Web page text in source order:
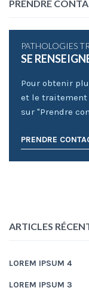
PRENDRE
PATHOLOGIES
SE
Pour obtenir
et le traitement
sur "Prendre
PRENDRE
ARTICLES
LOREM IPSUM 4
LOREM IPSUM 3